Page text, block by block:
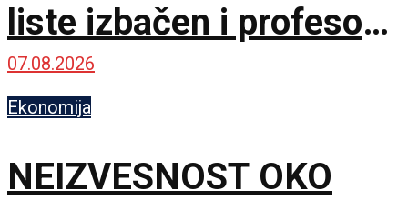
liste izbačen i profesor
Milo Lompar
07.08.2026
Ekonomija
NEIZVESNOST OKO